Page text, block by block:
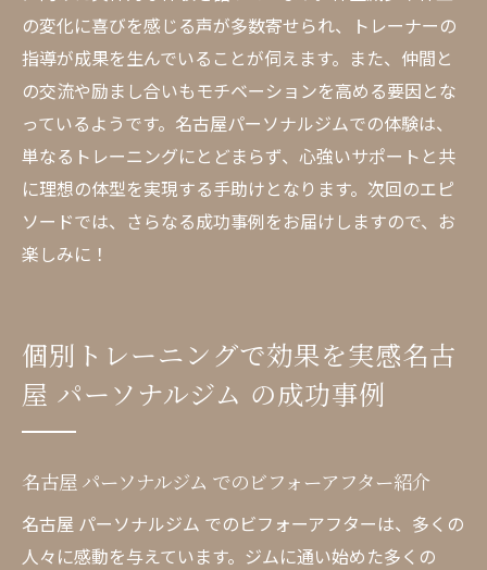
栄養と運動のバランスで健康的な体型を目
指す
名古屋 ジム での栄養指導がもたらす健康効
果
エクササイズと栄養の融合で理想の体型に
パーソナルジムの栄養プランで日常の食事
リット
トレーニングと栄養指導の相乗効果で成果
るための秘訣
名古屋 パーソナルジム でモチベーションを
高める方法
の変化に喜びを感じる声が多数寄せられ、トレーナーの
指導が成果を生んでいることが伺えます。また、仲間と
の交流や励まし合いもモチベーションを高める要因とな
っているようです。名古屋パーソナルジムでの体験は、
単なるトレーニングにとどまらず、心強いサポートと共
に理想の体型を実現する手助けとなります。次回のエピ
ソードでは、さらなる成功事例をお届けしますので、お
楽しみに！
個別トレーニングで効果を実感名古
屋 パーソナルジム の成功事例
名古屋 パーソナルジム でのビフォーアフター紹介
名古屋 パーソナルジム でのビフォーアフターは、多くの
人々に感動を与えています。ジムに通い始めた多くの